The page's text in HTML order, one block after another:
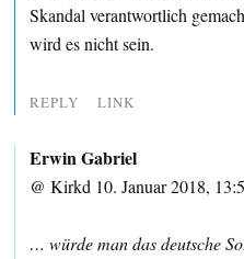
Skandal verantwortlich
wird es nicht sein.
REPLY LINK
Erwin Gabriel
@ Kirkd 10. Januar 2018,
… würde man das deutsche